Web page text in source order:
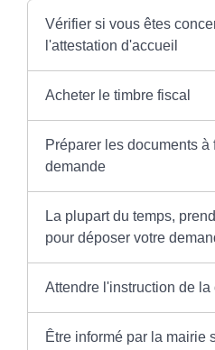
Vérifier si vous êtes
l'attestation d'accueil
Acheter le timbre fiscal
Préparer les documents à
demande
La plupart du temps,
pour déposer votre
Attendre l'instruction de la
Être informé par la mairie